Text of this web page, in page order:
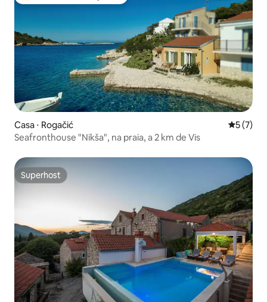
Casa ⋅ Rogačić 5 de
5 (7)
Seafronthouse "Nikša", na praia, a 2 km de Vis
Superhost
Superhost